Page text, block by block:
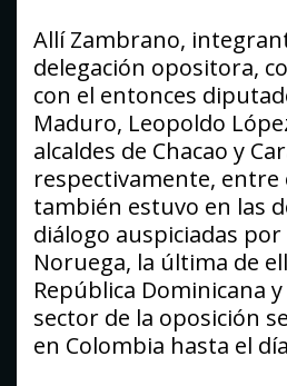
Allí Zambrano,
delegación opositora,
con el entonces
Maduro, Leopoldo
alcaldes de Chacao y
respectivamente,
también estuvo en las
diálogo auspiciadas
Noruega, la última de
República Dominicana
sector de la oposición
en Colombia hasta el